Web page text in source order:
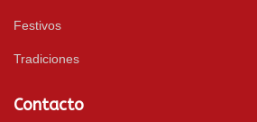
Festivos
Tradiciones
Contacto